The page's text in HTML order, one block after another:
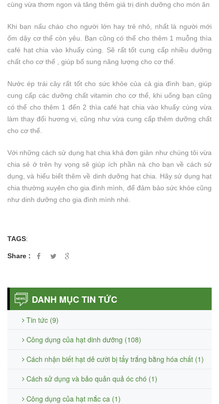
cùng vừa thơm ngon và tăng thêm giá trị dinh dưỡng cho món ăn
Khi bạn nấu cháo cho người lớn hay trẻ nhỏ, nhất là người mới
ốm dậy cơ thể còn yêu. Bạn cũng có thể cho thêm 1 muỗng thìa
café hạt chia vào khuấy cùng. Sẽ rất tốt cung cấp nhiều dưỡng
chất cho cơ thể , giúp bổ sung năng lượng cho cơ thể.
Nước ép trái cây rất tốt cho sức khỏe của cả gia đình bạn, giúp
cung cấp các dưỡng chất vitamin cho cơ thể, khi uống bạn cũng
có thể cho thêm 1 đến 2 thìa café hạt chia vào khuấy cùng vừa
làm thay đổi hương vị, cũng như vừa cung cấp thêm dưỡng chất
cho cơ thể.
Với những cách sử dụng hạt chia khá đơn giản như chúng tôi vừa
chia sẻ ở trên hy vọng sẽ giúp ích phần nà cho bạn về cách sử
dụng, và hiểu biết thêm về dinh dưỡng hạt chia. Hãy sử dụng hạt
chia thường xuyên cho gia đình mình, để đảm bảo sức khỏe cũng
như dinh dưỡng cho gia đình mình nhé.
TAGS:
Share :
DANH MỤC TIN TỨC
Tin tức (9)
Công dụng của hạt dinh dưỡng (108)
Cách nhận biết hạt dẻ cười bị tẩy trắng bằng hóa chất (1)
Cách sử dụng và bảo quản quả óc chó (1)
Công dụng của hạt mắc ca (1)